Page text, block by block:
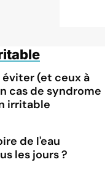
éviter (et ceux à
cas de syndrome
irritable
de l'eau
les jours ?